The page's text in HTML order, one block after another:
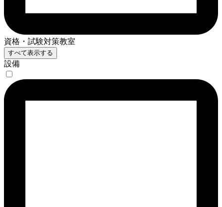
資格・試験対策教室
すべて表示する
設備